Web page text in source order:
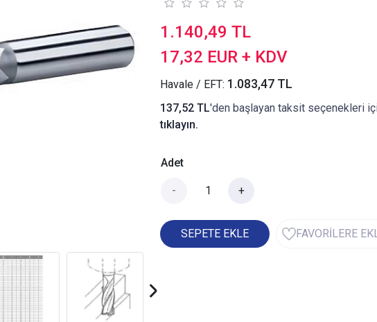
1.140,49 TL
17,32 EUR + KDV
Havale / EFT: 1.083,47 TL
137,52 TL'den başlayan taksit seçenekleri
tıklayın.
Adet
- +
SEPETE EKLE FAVORİLERE